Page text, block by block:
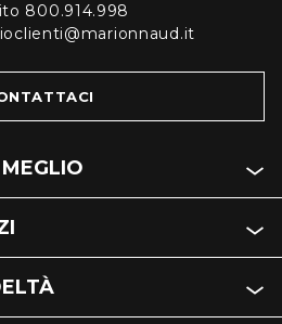
800.914.998